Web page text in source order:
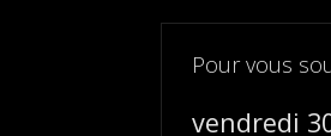
Pour vous
vendredi